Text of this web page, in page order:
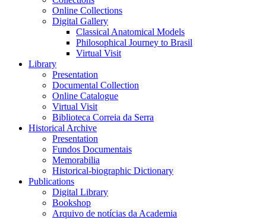
Online Collections
Digital Gallery
Classical Anatomical Models
Philosophical Journey to Brasil
Virtual Visit
Library
Presentation
Documental Collection
Online Catalogue
Virtual Visit
Biblioteca Correia da Serra
Historical Archive
Presentation
Fundos Documentais
Memorabilia
Historical-biographic Dictionary
Publications
Digital Library
Bookshop
Arquivo de notícias da Academia